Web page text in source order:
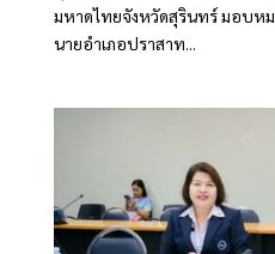
มหาดไทยจังหวัดสุรินทร์ มอบห
นายอำเภอปราสาท...